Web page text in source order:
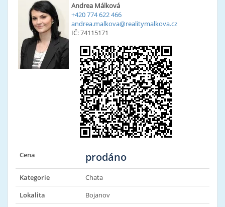
Andrea Málková
+420 774 622 466
andrea.malkova@realitymalkova.cz
IČ: 74115171
Cena prodáno
Kategorie
Chata
Lokalita
Bojanov